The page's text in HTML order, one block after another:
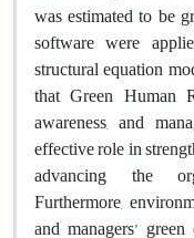
was estimated to be
software were
structural equation
that Green Human
awareness, and
effective role in
advancing the
Furthermore,
and managers’